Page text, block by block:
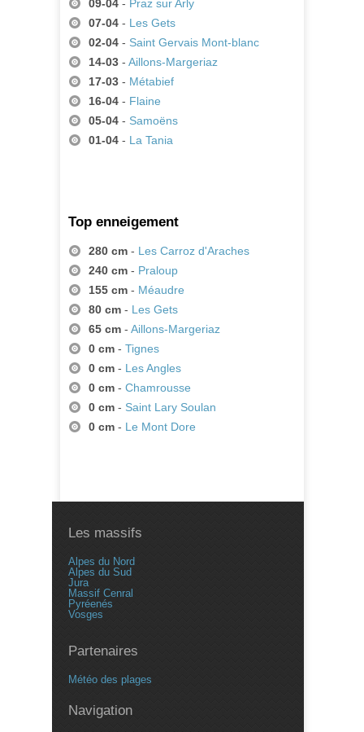
09-04 - Praz sur Arly
07-04 - Les Gets
02-04 - Saint Gervais Mont-blanc
14-03 - Aillons-Margeriaz
17-03 - Métabief
16-04 - Flaine
05-04 - Samoëns
01-04 - La Tania
Top enneigement
280 cm - Les Carroz d'Araches
240 cm - Praloup
155 cm - Méaudre
80 cm - Les Gets
65 cm - Aillons-Margeriaz
0 cm - Tignes
0 cm - Les Angles
0 cm - Chamrousse
0 cm - Saint Lary Soulan
0 cm - Le Mont Dore
Les massifs
Alpes du Nord
Alpes du Sud
Jura
Massif Cenral
Pyréenés
Vosges
Partenaires
Météo des plages
Navigation